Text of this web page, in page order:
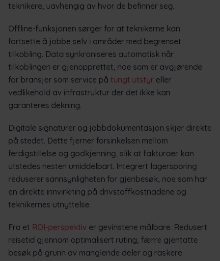
teknikere, uavhengig av hvor de befinner seg.
Offline-funksjonen sørger for at teknikerne kan
fortsette å jobbe selv i områder med begrenset
tilkobling. Data synkroniseres automatisk når
tilkoblingen er gjenopprettet, noe som er avgjørende
for bransjer som service på tungt utstyr eller
vedlikehold av infrastruktur der det ikke kan
garanteres dekning.
Digitale signaturer og jobbdokumentasjon skjer direkte
på stedet. Dette fjerner forsinkelsen mellom
ferdigstillelse og godkjenning, slik at fakturaer kan
utstedes nesten umiddelbart. Integrert lagersporing
reduserer sannsynligheten for gjenbesøk, noe som har
en direkte innvirkning på drivstoffkostnadene og
teknikernes utnyttelse.
Fra et ROI-perspektiv er gevinstene målbare. Redusert
reisetid gjennom optimalisert ruting, færre gjentatte
besøk på grunn av manglende deler og raskere